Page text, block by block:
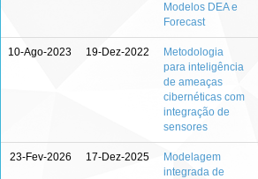
Modelos DEA e
Forecast
10-Ago-2023 19-Dez-2022
Metodologia
para inteligência
de ameaças
cibernéticas com
integração de
sensores
23-Fev-2026 17-Dez-2025
Modelagem
integrada de